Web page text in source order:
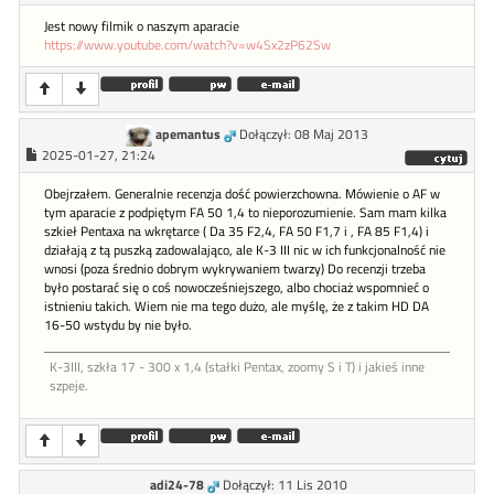
Jest nowy filmik o naszym aparacie
https://www.youtube.com/watch?v=w4Sx2zP62Sw
apemantus
Dołączył: 08 Maj 2013
2025-01-27, 21:24
Obejrzałem. Generalnie recenzja dość powierzchowna. Mówienie o AF w
tym aparacie z podpiętym FA 50 1,4 to nieporozumienie. Sam mam kilka
szkieł Pentaxa na wkrętarce ( Da 35 F2,4, FA 50 F1,7 i , FA 85 F1,4) i
działają z tą puszką zadowalająco, ale K-3 III nic w ich funkcjonalność nie
wnosi (poza średnio dobrym wykrywaniem twarzy) Do recenzji trzeba
było postarać się o coś nowocześniejszego, albo chociaż wspomnieć o
istnieniu takich. Wiem nie ma tego dużo, ale myślę, że z takim HD DA
16-50 wstydu by nie było.
K-3III, szkła 17 - 300 x 1,4 (stałki Pentax, zoomy S i T) i jakieś inne
szpeje.
adi24-78 Dołączył: 11 Lis 2010